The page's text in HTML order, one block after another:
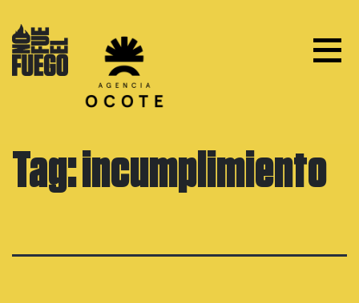
content
Tag:incumplimiento